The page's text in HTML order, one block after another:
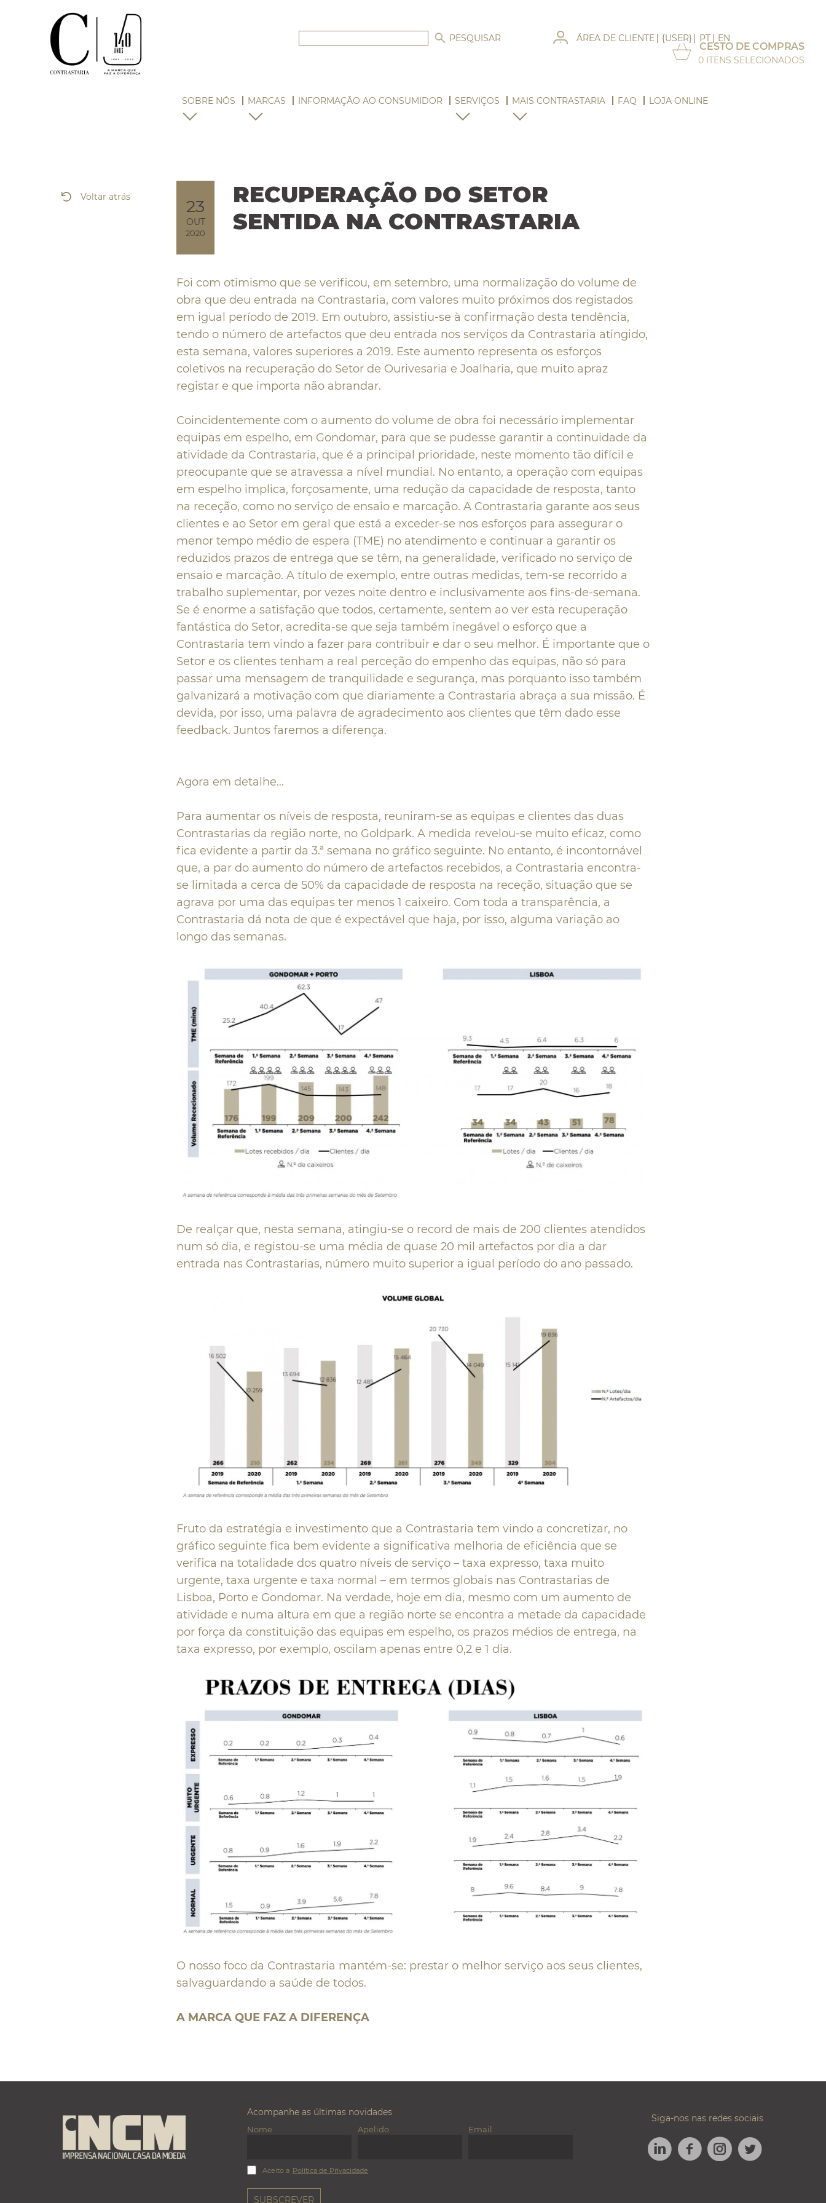
ÁREA DE CLIENTE {USER} PT EN
CESTO DE COMPRAS
0ITENS SELECIONADOS
SOBRE NÓS MARCAS INFORMAÇÃO AO CONSUMIDOR SERVIÇOS MAIS CONTRASTARIA FAQ LOJA ONLINE
23
OUT
2020
RECUPERAÇÃO DO SETOR
SENTIDA NA CONTRASTARIA
Voltar atrás
Foi com otimismo que se verificou, em setembro, uma normalização do volume de
obra que deu entrada na Contrastaria, com valores muito próximos dos registados
em igual período de 2019. Em outubro, assistiu-se à confirmação desta tendência,
tendo o número de artefactos que deu entrada nos serviços da Contrastaria atingido,
esta semana, valores superiores a 2019. Este aumento representa os esforços
coletivos na recuperação do Setor de Ourivesaria e Joalharia, que muito apraz
registar e que importa não abrandar.
Coincidentemente com o aumento do volume de obra foi necessário implementar
equipas em espelho, em Gondomar, para que se pudesse garantir a continuidade da
atividade da Contrastaria, que é a principal prioridade, neste momento tão difícil e
preocupante que se atravessa a nível mundial. No entanto, a operação com equipas
em espelho implica, forçosamente, uma redução da capacidade de resposta, tanto
na receção, como no serviço de ensaio e marcação. A Contrastaria garante aos seus
clientes e ao Setor em geral que está a exceder-se nos esforços para assegurar o
menor tempo médio de espera (TME) no atendimento e continuar a garantir os
reduzidos prazos de entrega que se têm, na generalidade, verificado no serviço de
ensaio e marcação. A título de exemplo, entre outras medidas, tem-se recorrido a
trabalho suplementar, por vezes noite dentro e inclusivamente aos fins-de-semana.
Se é enorme a satisfação que todos, certamente, sentem ao ver esta recuperação
fantástica do Setor, acredita-se que seja também inegável o esforço que a
Contrastaria tem vindo a fazer para contribuir e dar o seu melhor. É importante que o
Setor e os clientes tenham a real perceção do empenho das equipas, não só para
passar uma mensagem de tranquilidade e segurança, mas porquanto isso também
galvanizará a motivação com que diariamente a Contrastaria abraça a sua missão. É
devida, por isso, uma palavra de agradecimento aos clientes que têm dado esse
feedback. Juntos faremos a diferença.
Agora em detalhe…
Para aumentar os níveis de resposta, reuniram-se as equipas e clientes das duas
Contrastarias da região norte, no Goldpark. A medida revelou-se muito eficaz, como
fica evidente a partir da 3.ª semana no gráfico seguinte. No entanto, é incontornável
que, a par do aumento do número de artefactos recebidos, a Contrastaria encontra-
se limitada a cerca de 50% da capacidade de resposta na receção, situação que se
agrava por uma das equipas ter menos 1 caixeiro. Com toda a transparência, a
Contrastaria dá nota de que é expectável que haja, por isso, alguma variação ao
longo das semanas.
De realçar que, nesta semana, atingiu-se o record de mais de 200 clientes atendidos
num só dia, e registou-se uma média de quase 20 mil artefactos por dia a dar
entrada nas Contrastarias, número muito superior a igual período do ano passado.
Fruto da estratégia e investimento que a Contrastaria tem vindo a concretizar, no
gráfico seguinte fica bem evidente a significativa melhoria de eficiência que se
verifica na totalidade dos quatro níveis de serviço – taxa expresso, taxa muito
urgente, taxa urgente e taxa normal – em termos globais nas Contrastarias de
Lisboa, Porto e Gondomar. Na verdade, hoje em dia, mesmo com um aumento de
atividade e numa altura em que a região norte se encontra a metade da capacidade
por força da constituição das equipas em espelho, os prazos médios de entrega, na
taxa expresso, por exemplo, oscilam apenas entre 0,2 e 1 dia.
O nosso foco da Contrastaria mantém-se: prestar o melhor serviço aos seus clientes,
salvaguardando a saúde de todos.
A MARCA QUE FAZ A DIFERENÇA
Acompanhe as últimas novidades
Nome Apelido Email
Aceito a Política de Privacidade
Siga-nos nas redes sociais
LINKEDINFACEBOOK
INSTAGRAM